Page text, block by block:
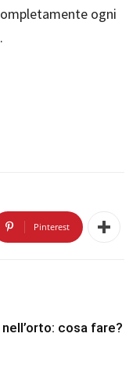
ogni
Pinterest
cosa fare?